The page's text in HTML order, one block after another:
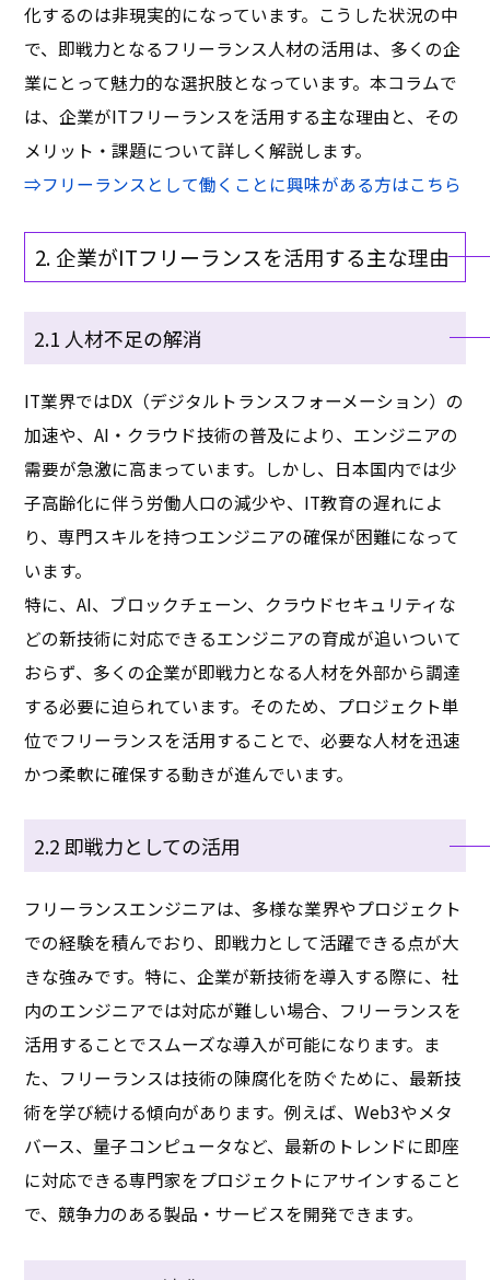
化するのは非現実的になっています。こうした状況の中
で、即戦力となるフリーランス人材の活用は、多くの企
業にとって魅力的な選択肢となっています。本コラムで
は、企業がITフリーランスを活用する主な理由と、その
メリット・課題について詳しく解説します。
⇒フリーランスとして働くことに興味がある方はこちら
2. 企業がITフリーランスを活用する主な理由
2.1 人材不足の解消
IT業界ではDX（デジタルトランスフォーメーション）の
加速や、AI・クラウド技術の普及により、エンジニアの
需要が急激に高まっています。しかし、日本国内では少
子高齢化に伴う労働人口の減少や、IT教育の遅れによ
り、専門スキルを持つエンジニアの確保が困難になって
います。
特に、AI、ブロックチェーン、クラウドセキュリティな
どの新技術に対応できるエンジニアの育成が追いついて
おらず、多くの企業が即戦力となる人材を外部から調達
する必要に迫られています。そのため、プロジェクト単
位でフリーランスを活用することで、必要な人材を迅速
かつ柔軟に確保する動きが進んでいます。
2.2 即戦力としての活用
フリーランスエンジニアは、多様な業界やプロジェクト
での経験を積んでおり、即戦力として活躍できる点が大
きな強みです。特に、企業が新技術を導入する際に、社
内のエンジニアでは対応が難しい場合、フリーランスを
活用することでスムーズな導入が可能になります。ま
た、フリーランスは技術の陳腐化を防ぐために、最新技
術を学び続ける傾向があります。例えば、Web3やメタ
バース、量子コンピュータなど、最新のトレンドに即座
に対応できる専門家をプロジェクトにアサインすること
で、競争力のある製品・サービスを開発できます。